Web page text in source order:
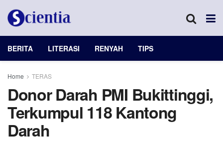
BERITA LITERASI RENYAH TIPS
Home TERAS
Donor Darah PMI Bukittinggi,
Terkumpul 118 Kantong
Darah